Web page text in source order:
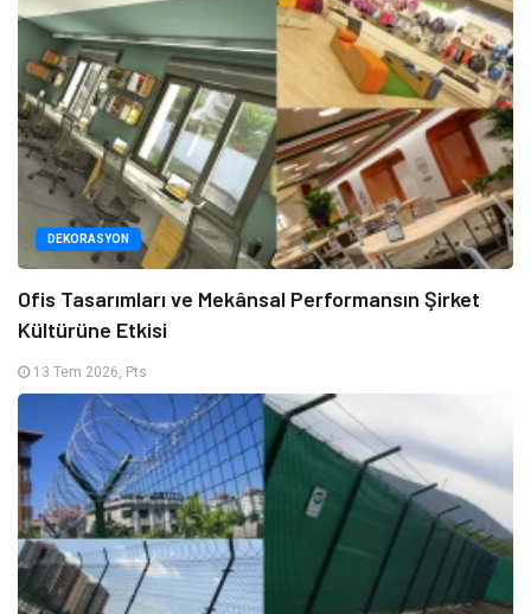
DEKORASYON
Ofis Tasarımları ve Mekânsal Performansın Şirket
Kültürüne Etkisi
13 Tem 2026, Pts